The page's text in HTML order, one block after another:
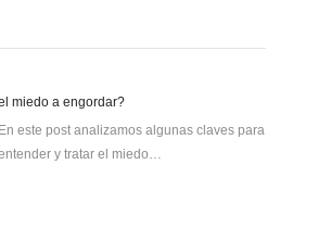
miedo a engordar?
En este post analizamos algunas claves para
y tratar el miedo…